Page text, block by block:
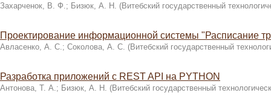
Захарченок, В. Ф.; Бизюк, А. Н. (Витебский государственный
Проектирование информационной системы "Расписание
Авласенко, А. С.; Соколова, А. С. (Витебский государственный
Разработка приложений с REST API на PYTHON
Антонова, Т. А.; Бизюк, А. Н. (Витебский государственный